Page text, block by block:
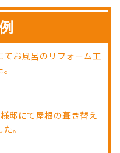
てお風呂のリフォーム工
邸にて屋根の葺き替え
。